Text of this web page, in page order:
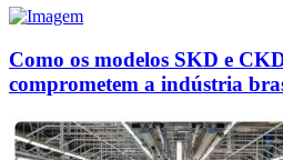
Como os modelos SKD e
comprometem a indústria